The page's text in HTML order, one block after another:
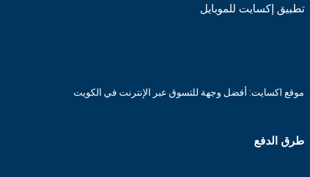
تطبيق إكسايت للموبايل
موقع اكسايت: أفضل وجهة للتسوق عبر الإنترنت في الكويت
طرق الدفع